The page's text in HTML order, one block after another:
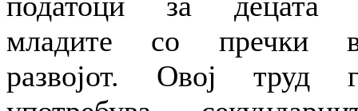
младите со пречки
развојот. Овој труд